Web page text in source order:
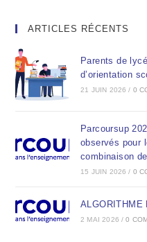
ARTICLES RÉCENTS
Parents de
d’orientation
21 JUIN 2026 / 0
Parcoursup
observés pour
combinaison
15 JUIN 2026 / 0
ALGORITHME
2 MAI 2026 / 0